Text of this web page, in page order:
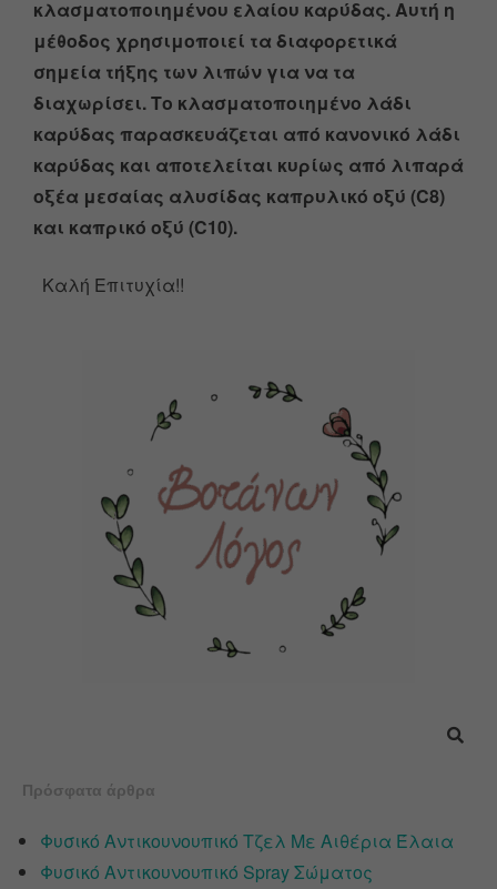
κλασματοποιημένου ελαίου καρύδας. Αυτή η
μέθοδος χρησιμοποιεί τα διαφορετικά
σημεία τήξης των λιπών για να τα
διαχωρίσει.Το κλασματοποιημένο λάδι
καρύδας παρασκευάζεται από κανονικό λάδι
καρύδας και αποτελείται κυρίως από λιπαρά
οξέα μεσαίας αλυσίδας καπρυλικό οξύ (C8)
και καπρικό οξύ (C10).
Καλή Επιτυχία!!
Πρόσφατα άρθρα
Φυσικό Αντικουνουπικό Τζελ Με Αιθέρια Έλαια
Φυσικό Αντικουνουπικό Spray Σώματος